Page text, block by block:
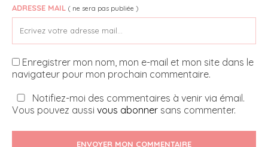
ADRESSE MAIL ( ne sera pas publiée )
Enregistrer mon nom, mon e-mail et mon site dans le
navigateur pour mon prochain commentaire.
Notifiez-moi des commentaires à venir via émail.
Vous pouvez aussi vous abonner sans commenter.
ENVOYER MON COMMENTAIRE